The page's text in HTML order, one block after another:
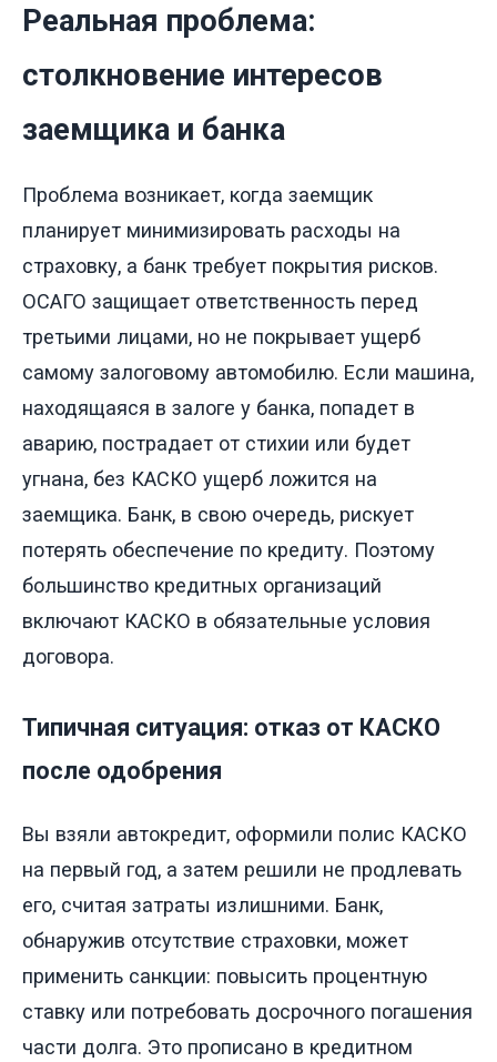
Реальная проблема:
столкновение интересов
заемщика и банка
Проблема возникает, когда заемщик
планирует минимизировать расходы на
страховку, а банк требует покрытия рисков.
ОСАГО защищает ответственность перед
третьими лицами, но не покрывает ущерб
самому залоговому автомобилю. Если машина,
находящаяся в залоге у банка, попадет в
аварию, пострадает от стихии или будет
угнана, без КАСКО ущерб ложится на
заемщика. Банк, в свою очередь, рискует
потерять обеспечение по кредиту. Поэтому
большинство кредитных организаций
включают КАСКО в обязательные условия
договора.
Типичная ситуация: отказ от КАСКО
после одобрения
Вы взяли автокредит, оформили полис КАСКО
на первый год, а затем решили не продлевать
его, считая затраты излишними. Банк,
обнаружив отсутствие страховки, может
применить санкции: повысить процентную
ставку или потребовать досрочного погашения
части долга. Это прописано в кредитном